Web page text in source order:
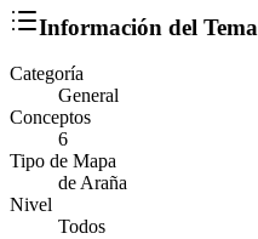
Información del Tema
Categoría
General
Conceptos
6
Tipo de Mapa
de Araña
Nivel
Todos